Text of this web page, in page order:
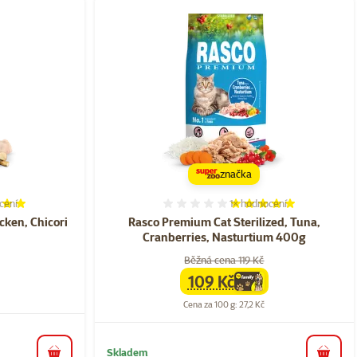
Chicori
100%, počet hodnocení: 1
Rasco Premium Cat Sterilized, Tuna,
Cranberries, Nasturtium 400g
Hodnocení 100%, počet
1×hodnocení
Běžná cena 119 Kč
familycena
109 Kč
Cena za 100 g: 27,2 Kč
značka
Skladem